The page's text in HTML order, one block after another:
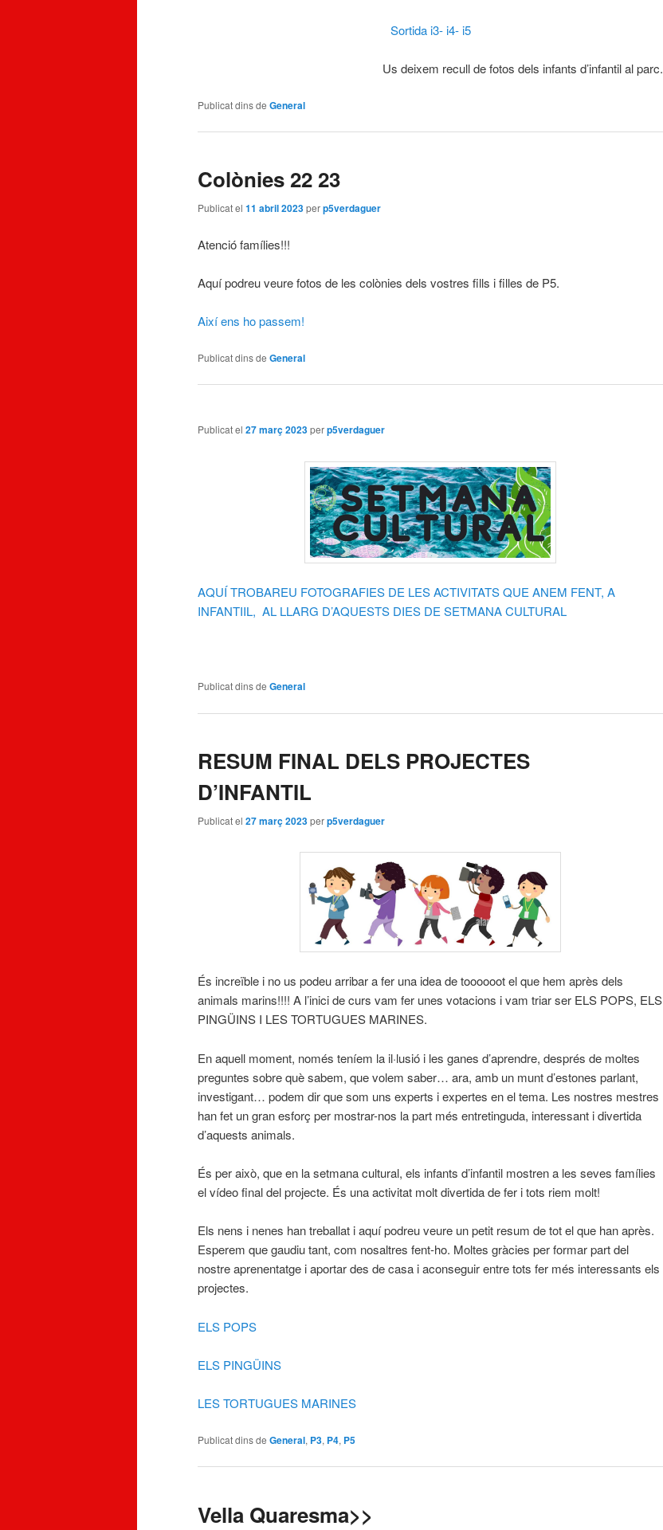
Sortida i3- i4- i5
Us deixem recull de fotos dels infants d’infantil al parc.
Publicat dins de General
Colònies 22 23
Publicat el 11 abril 2023perp5verdaguer
Atenció famílies!!!
Aquí podreu veure fotos de les colònies dels vostres fills i filles de P5.
Així ens ho passem!
Publicat dins de General
Publicat el 27 març 2023perp5verdaguer
AQUÍ TROBAREU FOTOGRAFIES DE LES ACTIVITATS QUE ANEM FENT, A
INFANTIIL, AL LLARG D’AQUESTS DIES DE SETMANA CULTURAL
Publicat dins de General
RESUM FINAL DELS PROJECTES
D’INFANTIL
Publicat el 27 març 2023perp5verdaguer
És increïble i no us podeu arribar a fer una idea de toooooot el que hem après dels
animals marins!!!! A l’inici de curs vam fer unes votacions i vam triar ser ELS POPS, ELS
PINGÜINS I LES TORTUGUES MARINES.
En aquell moment, només teníem la il·lusió i les ganes d’aprendre, després de moltes
preguntes sobre què sabem, que volem saber… ara, amb un munt d’estones parlant,
investigant… podem dir que som uns experts i expertes en el tema. Les nostres mestres
han fet un gran esforç per mostrar-nos la part més entretinguda, interessant i divertida
d’aquests animals.
És per això, que en la setmana cultural, els infants d’infantil mostren a les seves famílies
el vídeo final del projecte. És una activitat molt divertida de fer i tots riem molt!
Els nens i nenes han treballat i aquí podreu veure un petit resum de tot el que han après.
Esperem que gaudiu tant, com nosaltres fent-ho. Moltes gràcies per formar part del
nostre aprenentatge i aportar des de casa i aconseguir entre tots fer més interessants els
projectes.
ELS POPS
ELS PINGÜINS
LES TORTUGUES MARINES
Publicat dins de General, P3, P4, P5
Vella Quaresma>>